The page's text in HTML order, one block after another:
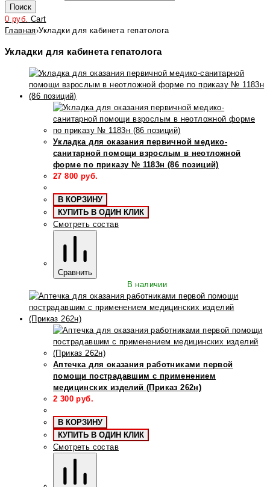
Поиск
0 руб. Cart
Главная›Укладки для кабинета гепатолога
Укладки для кабинета гепатолога
Укладка для оказания первичной медико-
санитарной помощи взрослым в неотложной
форме по приказу № 1183н (86 позиций)
27 800 руб.
В КОРЗИНУ
КУПИТЬ В ОДИН КЛИК
Смотреть состав
Сравнить
В наличии
Аптечка для оказания работниками первой
помощи пострадавшим с применением
медицинских изделий (Приказ 262н)
2 300 руб.
В КОРЗИНУ
КУПИТЬ В ОДИН КЛИК
Смотреть состав